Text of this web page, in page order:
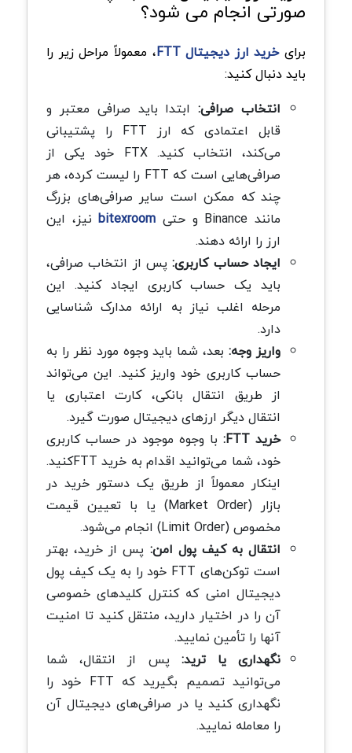
صورتی انجام می شود؟
برایخرید ارز دیجیتال FTT
، معمولاً مراحل زیر را
باید دنبال کنید:
انتخاب صرافی:ابتدا باید صرافی معتبر و
قابل اعتمادی که ارز FTT را پشتیبانی
می‌کند، انتخاب کنید. FTX خود یکی از
صرافی‌هایی است که FTT را لیست کرده، هر
چند که ممکن است سایر صرافی‌های بزرگ
مانند Binance و حتی
bitexroomنیز، این
ارز را ارائه دهند.
ایجاد حساب کاربری:پس از انتخاب صرافی،
باید یک حساب کاربری ایجاد کنید. این
مرحله اغلب نیاز به ارائه مدارک شناسایی
دارد.
واریز وجه:بعد، شما باید وجوه مورد نظر را به
حساب کاربری خود واریز کنید. این می‌تواند
از طریق انتقال بانکی، کارت اعتباری یا
انتقال دیگر ارزهای دیجیتال صورت گیرد.
خرید FTT:
با وجوه موجود در حساب کاربری
خود، شما می‌توانید اقدام به خرید FTTکنید.
اینکار معمولاً از طریق یک دستور خرید در
بازار (Market Order) یا با تعیین قیمت
مخصوص (Limit Order) انجام می‌شود.
انتقال به کیف پول امن: پس از خرید، بهتر
است توکن‌های FTT خود را به یک کیف پول
دیجیتال امنی که کنترل کلیدهای خصوصی
آن را در اختیار دارید، منتقل کنید تا امنیت
آنها را تأمین نمایید.
نگهداری یا ترید:پس از انتقال، شما
می‌توانید تصمیم بگیرید که FTT خود را
نگهداری کنید یا در صرافی‌های دیجیتال آن
را معامله نمایید.